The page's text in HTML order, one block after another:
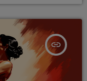
insert_link